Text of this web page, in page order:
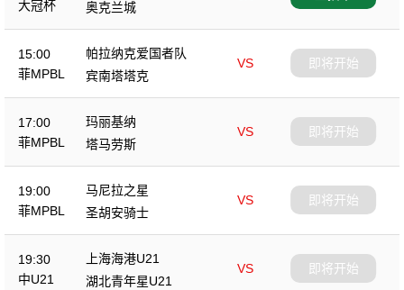
大冠杯
奥克兰城
15:00
菲MPBL
帕拉纳克爱国者队
VS
宾南塔塔克
即将开始
17:00
菲MPBL
玛丽基纳
VS
塔马劳斯
即将开始
19:00
菲MPBL
马尼拉之星
VS
圣胡安骑士
即将开始
19:30
中U21
上海海港U21
VS
湖北青年星U21
即将开始